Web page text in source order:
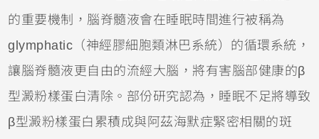
的重要機制，腦脊髓液會在睡眠時間進行被稱為
glymphatic（神經膠細胞類淋巴系統）的循環系統，
讓腦脊髓液更自由的流經大腦，將有害腦部健康的β
型澱粉樣蛋白清除。部份研究認為，睡眠不足將導致
β型澱粉樣蛋白累積成與阿茲海默症緊密相關的斑